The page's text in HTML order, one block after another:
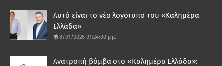
Αυτό είναι το νέο λογότυπο του «Καλημέρα
Ελλάδα»
8/01/2026 01:24:00 μ.μ.
Ανατροπή βόμβα στο «Καλημέρα Ελλάδα»: